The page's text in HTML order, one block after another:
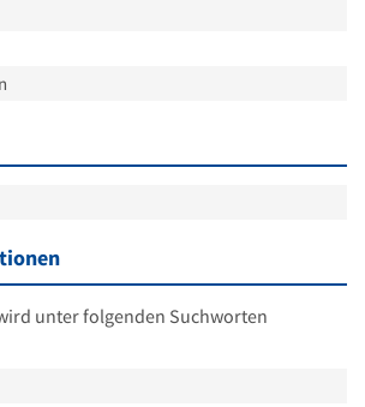
unter folgenden Suchworten